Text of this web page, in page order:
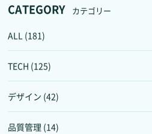
CATEGORY カテゴリー
ALL (181)
TECH (125)
デザイン (42)
品質管理 (14)